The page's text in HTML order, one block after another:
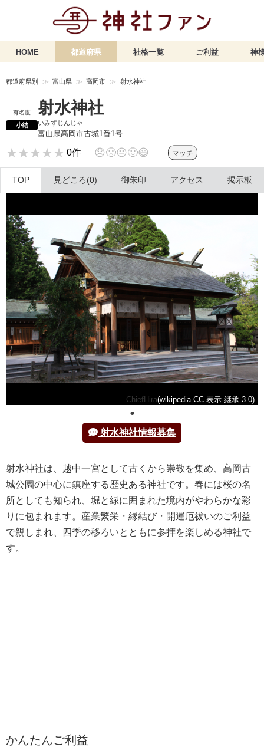
HOME 都道府県 社格一覧 ご利益 神
都道府県別 富山県 高岡市 射水神社
有名度
小結
射水神社
いみずじんじゃ
富山県高岡市古城1番1号
★★★★★
★★★★★ 0件 😞🙁😐🙂😄 マッチ
TOP 見どころ(0) 御朱印 アクセス 掲示板
ChiefHira(wikipedia CC 表示-継承 3.0)
射水神社情報募集
射水神社は、越中一宮として古くから崇敬を集め、高岡古
城公園の中心に鎮座する歴史ある神社です。春には桜の名
所としても知られ、堀と緑に囲まれた境内がやわらかな彩
りに包まれます。産業繁栄・縁結び・開運厄祓いのご利益
で親しまれ、四季の移ろいとともに参拝を楽しめる神社で
す。
かんたんご利益